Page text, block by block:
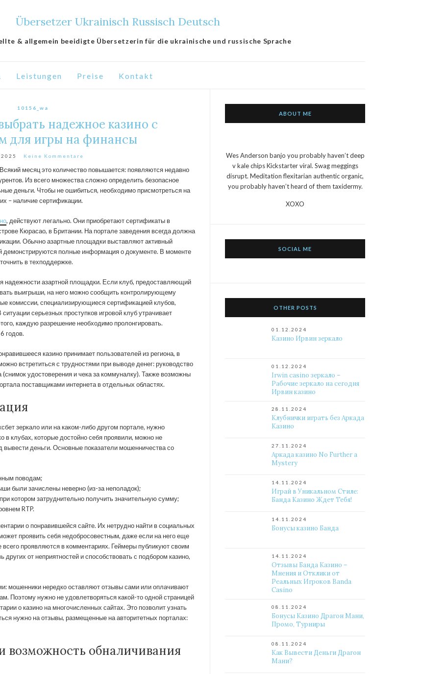
Übersetzer Ukrainisch Russisch Deutsch
& allgemein beeidigte Übersetzerin für die ukrainische und russische Sprache
Leistungen Preise Kontakt
10156_wa
надежное казино с
для игры на финансы
Keine Kommentare
месяц это количество повышается: появляются недавно
Из всего множества сложно определить безопасное
деньги. Чтобы не ошибиться, необходимо присмотреться на
– наличие сертификации.
, действуют легально. Они приобретают сертификаты в
Кюрасао, в Британии. На портале заведения всегда должна
Обычно азартные площадки выставляют активный
демонстрируются полные информация о документе. В моменте
в техподдержке.
надежности азартной площадки. Если клуб, предоставляющий
выигрыши, на него можно сообщить контролирующему
комиссии, специализирующиеся сертификацией клубов,
серьезных проступков игровой клуб утрачивает
каждую разрешение необходимо пролонгировать.
годов.
казино принимает пользователей из региона, в
встретиться с трудностями при выводе денег: руководство
(снимок удостоверения и чека за коммуналку). Также возможны
поставщиками интернета в отдельных областях.
зеркало или на каком-либо другом портале, нужно
в клубах, которые достойно себя проявили, можно не
вывести деньги. Основные показатели мошенничества со
поводам;
были зачислены неверно (из-за неполадок);
котором затруднительно получить значительную сумму;
RTP.
о понравившейся сайте. Их нетрудно найти в социальных
проявить себя недобросовестным, даже если на него еще
проявляются в комментариях. Геймеры публикуют своим
от неприятностей и способствовать с подбором казино,
мошенники нередко оставляют отзывы сами или оплачивают
Поэтому нужно не удовлетворяться какой-то одной страницей
о казино на многочисленных сайтах. Это позволит узнать
нужно на отзывы, размещенные на авторитетных порталах:
возможность обналичивания
ABOUT ME
Wes Anderson banjo you probably haven’t deep
v kale chips Kickstarter viral. Swag meggings
disrupt. Meditation flexitarian authentic organic,
you probably haven’t heard of them taxidermy.
XOXO
SOCIAL ME
OTHER POSTS
01.12.2024
Казино Ирвин зеркало
01.12.2024
Irwin casino зеркало –
Рабочие зеркало на сегодня
Ирвин казино
28.11.2024
Клубнички играть без Аркада
Казино
27.11.2024
Аркада казино No Further a
Mystery
14.11.2024
Играй в Уникальном Стиле:
Банда Казино Ждет Тебя!
14.11.2024
Бонусы казино Банда
14.11.2024
Отзывы Банда Казино –
Мнения и Отклики от
Реальных Игроков Banda
Casino
08.11.2024
Бонусы Казино Драгон Мани,
Промо, Турниры
08.11.2024
Как Вывести Деньги Драгон
Мани?